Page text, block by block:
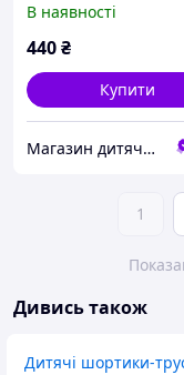
В наявності
440₴
Купити
Магазин дитячого одягу та взуття Ma'Linka
1
Дивись також
Дитячі шортики-